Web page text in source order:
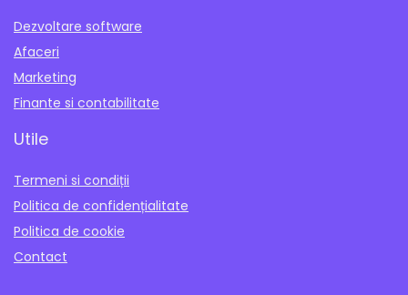
Dezvoltare software
Afaceri
Marketing
Finante si contabilitate
Utile
Termeni si condiții
Politica de confidențialitate
Politica de cookie
Contact